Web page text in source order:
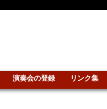
演奏会の登録 リンク集